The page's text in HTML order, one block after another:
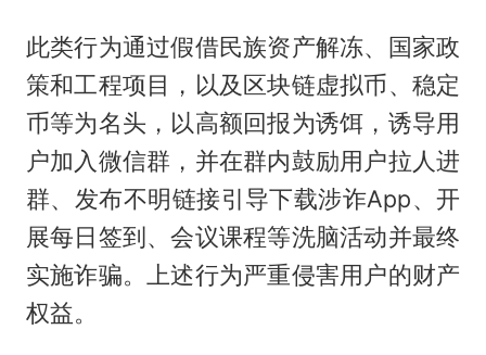
此类行为通过假借民族资产解冻、国家政
策和工程项目，以及区块链虚拟币、稳定
币等为名头，以高额回报为诱饵，诱导用
户加入微信群，并在群内鼓励用户拉人进
群、发布不明链接引导下载涉诈App、开
展每日签到、会议课程等洗脑活动并最终
实施诈骗。上述行为严重侵害用户的财产
权益。